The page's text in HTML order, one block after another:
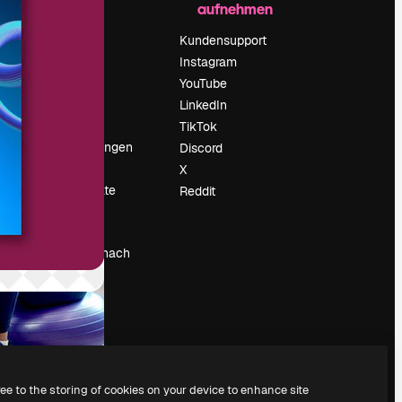
Veranstaltungen
Deine Inhalte
Suchst du nach
magnific.ai
aufnehmen
Kundensupport
Instagram
YouTube
LinkedIn
TikTok
Discord
X
Reddit
to the storing of cookies on your device to enhance site